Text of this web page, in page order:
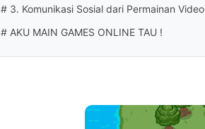
# 3. Komunikasi Sosial dari Permainan Video
# AKU MAIN GAMES ONLINE TAU !